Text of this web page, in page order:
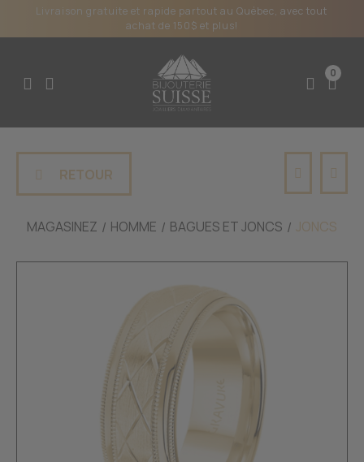
Livraison gratuite et rapide partout au Québec, avec tout
achat de 150$ et plus!
0
RETOUR
MAGASINEZ HOMME BAGUES ET JONCS JONCS